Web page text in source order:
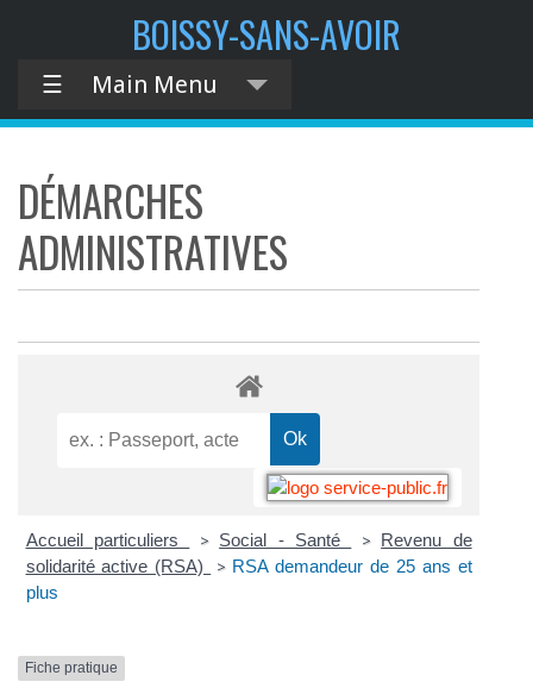
BOISSY-SANS-AVOIR
☰ Main Menu
DÉMARCHES
ADMINISTRATIVES
Accueil particuliers > Social - Santé >
Revenu de
solidarité active (RSA)
> RSA demandeur de 25 ans et
plus
Fiche pratique